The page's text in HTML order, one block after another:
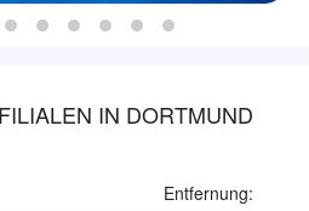
IN DORTMUND
Entfernung: